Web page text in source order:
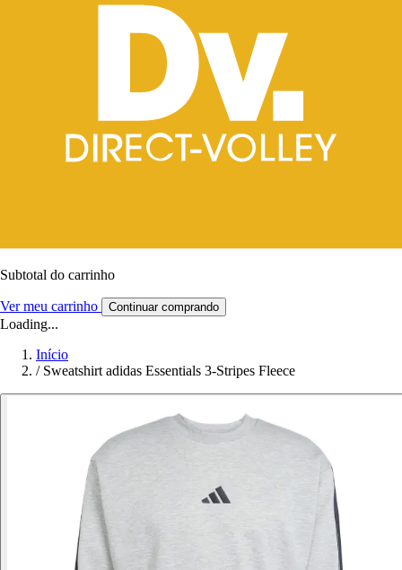
Subtotal do carrinho
Ver meu carrinho Continuar comprando
Loading...
Início
/ Sweatshirt adidas Essentials 3-Stripes Fleece